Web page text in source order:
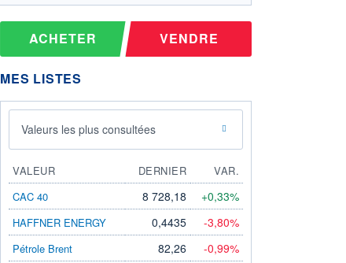
ACHETER VENDRE
MES LISTES
Valeurs les plus consultées
VALEUR DERNIER
VAR.
CAC 40
8 728,18 +0,33%
HAFFNER ENERGY 0,4435 -3,80%
Pétrole Brent 82,26 -0,99%